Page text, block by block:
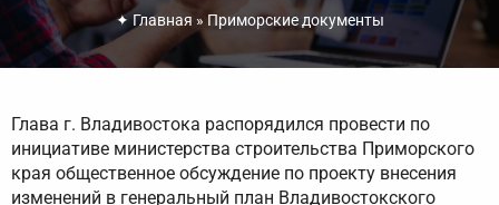
✦ Главная » Приморские документы
Глава г. Владивостока распорядился провести по
инициативе министерства строительства Приморского
края общественное обсуждение по проекту внесения
изменений в генеральный план Владивостокского